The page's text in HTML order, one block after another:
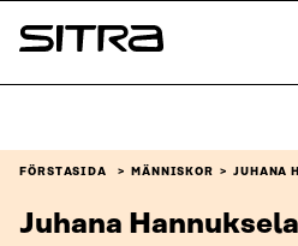
Skip to
content
Sitra
FÖRSTASIDA MÄNNISKOR JUHANA
Juhana Hannuksela